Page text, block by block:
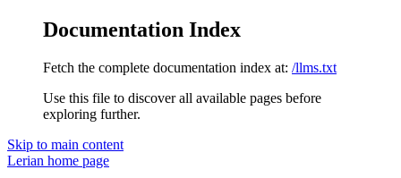
Documentation Index
Fetch the complete documentation index at: /llms.txt
Use this file to discover all available pages before
exploring further.
Skip to main content
Lerian home page